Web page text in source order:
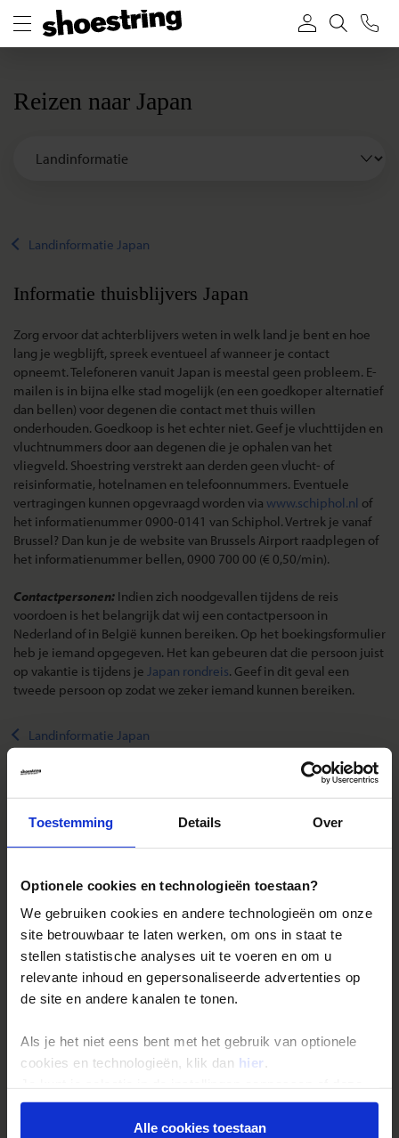
Toestemming Details Over
Optionele cookies en technologieën toestaan?
We gebruiken cookies en andere technologieën om onze
site betrouwbaar te laten werken, om ons in staat te
stellen statistische analyses uit te voeren en om u
relevante inhoud en gepersonaliseerde advertenties op
de site en andere kanalen te tonen.
Als je het niet eens bent met het gebruik van optionele
cookies en technologieën, klik dan hier .
onder aan de pagina op elk gewenst moment voor de
toekomst wijzigen.Alle cookies toestaan
Reizen naar Japan
Landinformatie Japan
Informatie thuisblijvers Japan
Zorg ervoor dat achterblijvers weten in welk land je bent en hoe
lang je wegblijft, spreek eventueel af wanneer je contact
opneemt. Telefoneren vanuit Japan is meestal geen probleem. E-
mailen is in bijna elke stad mogelijk (en een goedkoper alternatief
dan bellen) voor degenen die contact met thuis willen
onderhouden. Goedkoop is het echter niet. Geef je vluchttijden en
vluchtnummers door aan degenen die je ophalen van het
vliegveld. Shoestring verstrekt aan derden geen vlucht- of
reisinformatie, hotelnamen en telefoonnummers. Eventuele
vertragingen kunnen opgevraagd worden via www.schiphol.nl of
het informatienummer 0900-0141 van Schiphol. Vertrek je vanaf
Brussel? Dan kun je de website van Brussels Airport raadplegen of
het informatienummer bellen, 0900 700 00 (€ 0,50/min).
Contactpersonen: Indien zich noodgevallen tijdens de reis
voordoen is het belangrijk dat wij een contactpersoon in
Nederland of in België kunnen bereiken. Op het boekingsformulier
heb je iemand opgegeven. Het kan gebeuren dat die persoon juist
op vakantie is tijdens je Japan rondreis. Geef in dit geval een
tweede persoon op zodat we zeker iemand kunnen bereiken.
Landinformatie Japan
Reizen met Shoestring
Bestemmingen
Duurzaam reizen
Reis- en annuleringsvoorwaarden
Veelgestelde vragen
Reisthema's
Groepsreizen